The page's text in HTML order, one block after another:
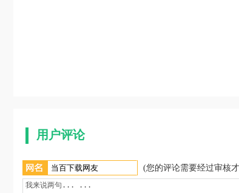
用户评论
(您的评论需要经过审核